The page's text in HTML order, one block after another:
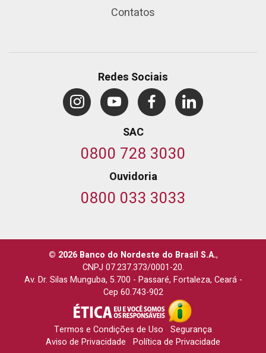
Contatos
Redes Sociais
SAC
0800 728 3030
Ouvidoria
0800 033 3033
© 2026 Banco do Nordeste do Brasil S.A.,
CNPJ 07.237.373/0001-20.
Av. Dr. Silas Munguba, 5.700 - Passaré, Fortaleza, Ceará-
Cep 60.743-902
Termos e Condições de Uso
Segurança
Aviso de Privacidade
Política de Privacidade